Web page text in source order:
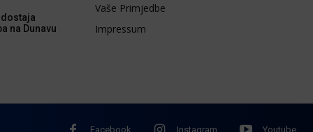
na Dunavu
Vaše Primjedbe
Impressum
Facebook Instagram Youtube